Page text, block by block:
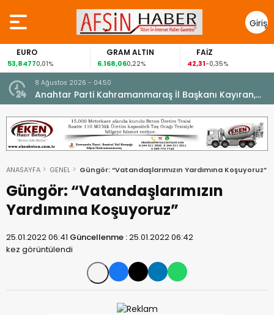
Giriş
Yap
EURO
53,84770,01%
GRAM ALTIN
6.168,060,22%
FAİZ
42,31-0,35%
8 Ağustos 2026 - 04:50
Anahtar Parti Kahramanmaraş İl Başkanı Kayıran,
Afşin Teşkilatı ile buluştu.
ANASAYFA GENEL Güngör: “Vatandaşlarımızın Yardımına Koşuyoruz”
Güngör: “Vatandaşlarımızın
Yardımına Koşuyoruz”
25.01.2022 06:41 Güncellenme :25.01.2022 06:42
kez görüntülendi